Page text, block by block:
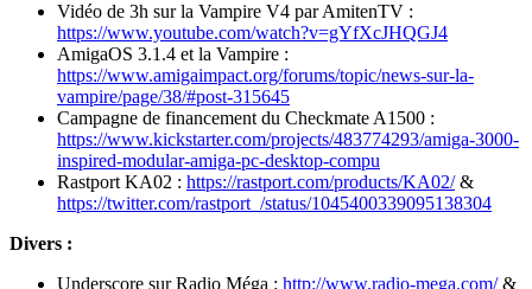
Vidéo de 3h sur la Vampire V4 par AmitenTV :
https://www.youtube.com/watch?v=gYfXcJHQGJ4
AmigaOS 3.1.4 et la Vampire :
https://www.amigaimpact.org/forums/topic/news-sur-la-
vampire/page/38/#post-315645
Campagne de financement du Checkmate A1500 :
https://www.kickstarter.com/projects/483774293/amiga-3000-
inspired-modular-amiga-pc-desktop-compu
Rastport KA02 : https://rastport.com/products/KA02/&
https://twitter.com/rastport_/status/1045400339095138304
Divers :
Underscore sur Radio Méga : http://www.radio-mega.com/&